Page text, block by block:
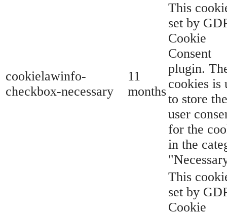
cookielawinfo-
checkbox-necessary
11
months
This
set by
Cookie
Consent
plugin.
cookies is
to store the
user
for the
in the
This
set by
Cookie